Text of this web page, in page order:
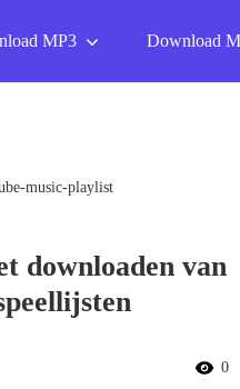
MP3 Download
music-playlist
downloaden van
0